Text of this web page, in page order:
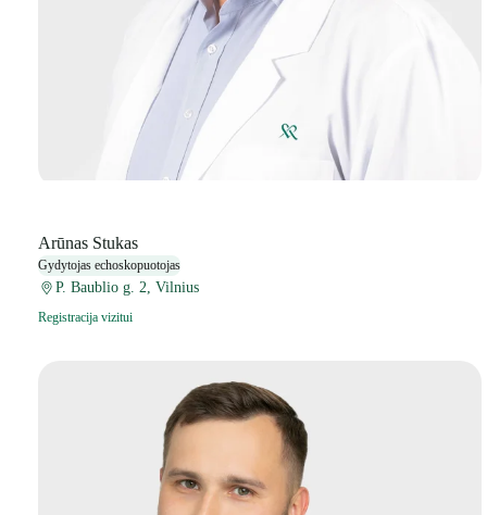
Arūnas Stukas
Gydytojas echoskopuotojas
P. Baublio g. 2, Vilnius
Registracija vizitui